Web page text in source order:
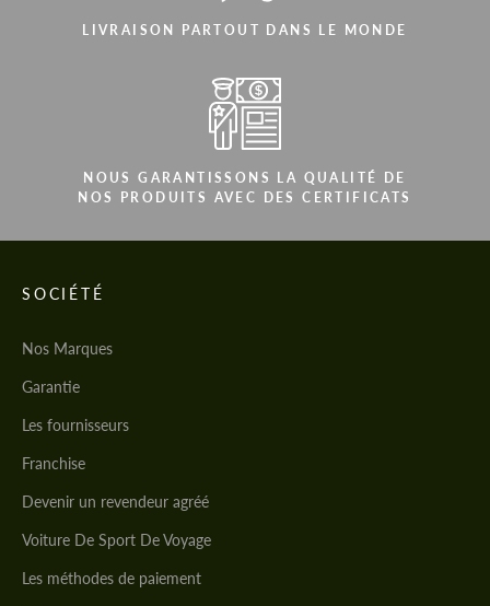
LIVRAISON PARTOUT DANS LE MONDE
NOUS GARANTISSONS LA QUALITÉ DE
NOS PRODUITS AVEC DES CERTIFICATS
SOCIÉTÉ
Nos Marques
Garantie
Les fournisseurs
Franchise
Devenir un revendeur agréé
Voiture De Sport De Voyage
Les méthodes de paiement